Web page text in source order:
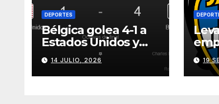
DEPORTES
Bélgica golea 4-1 a
Estados Unidos y
avanza a cuartos del
Mundial 2026
14 JULIO, 2026 19